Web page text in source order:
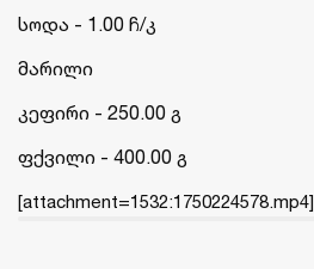
სოდა - 1.00 ჩ/კ
მარილი
კეფირი - 250.00 გ
ფქვილი - 400.00 გ
[attachment=1532:1750224578.mp4]